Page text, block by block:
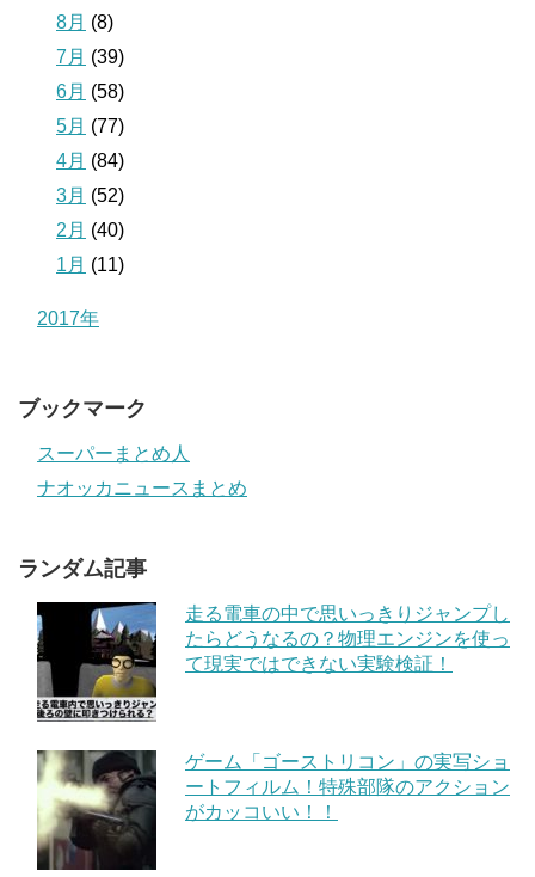
8月 (8)
7月 (39)
6月 (58)
5月 (77)
4月 (84)
3月 (52)
2月 (40)
1月 (11)
2017年
ブックマーク
スーパーまとめ人
ナオッカニュースまとめ
ランダム記事
走る電車の中で思いっきりジャンプし
たらどうなるの？物理エンジンを使っ
て現実ではできない実験検証！
ゲーム「ゴーストリコン」の実写ショ
ートフィルム！特殊部隊のアクション
がカッコいい！！